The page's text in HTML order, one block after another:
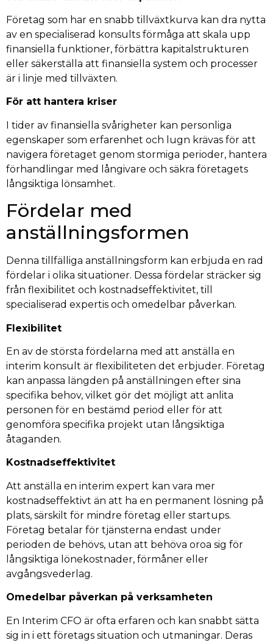
Företag som har en snabb tillväxtkurva kan dra nytta
av en specialiserad konsults förmåga att skala upp
finansiella funktioner, förbättra kapitalstrukturen
eller säkerställa att finansiella system och processer
är i linje med tillväxten.
För att hantera kriser
I tider av finansiella svårigheter kan personliga
egenskaper som erfarenhet och lugn krävas för att
navigera företaget genom stormiga perioder, hantera
förhandlingar med långivare och säkra företagets
långsiktiga lönsamhet.
Fördelar med
anställningsformen
Denna tillfälliga anställningsform kan erbjuda en rad
fördelar i olika situationer. Dessa fördelar sträcker sig
från flexibilitet och kostnadseffektivitet, till
specialiserad expertis och omedelbar påverkan.
Flexibilitet
En av de största fördelarna med att anställa en
interim konsult är flexibiliteten det erbjuder. Företag
kan anpassa längden på anställningen efter sina
specifika behov, vilket gör det möjligt att anlita
personen för en bestämd period eller för att
genomföra specifika projekt utan långsiktiga
åtaganden.
Kostnadseffektivitet
Att anställa en interim expert kan vara mer
kostnadseffektivt än att ha en permanent lösning på
plats, särskilt för mindre företag eller startups.
Företag betalar för tjänsterna endast under
perioden de behövs, utan att behöva oroa sig för
långsiktiga lönekostnader, förmåner eller
avgångsvederlag.
Omedelbar påverkan på verksamheten
En Interim CFO är ofta erfaren och kan snabbt sätta
sig in i ett företags situation och utmaningar. Deras